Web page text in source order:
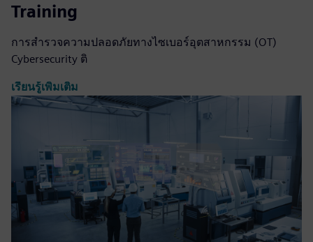
Training
การสำรวจความปลอดภัยทางไซเบอร์อุตสาหกรรม (OT)
Cybersecurity ติ
เรียนรู้เพิ่มเติม